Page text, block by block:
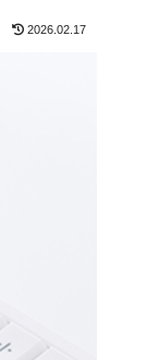
2026.02.17